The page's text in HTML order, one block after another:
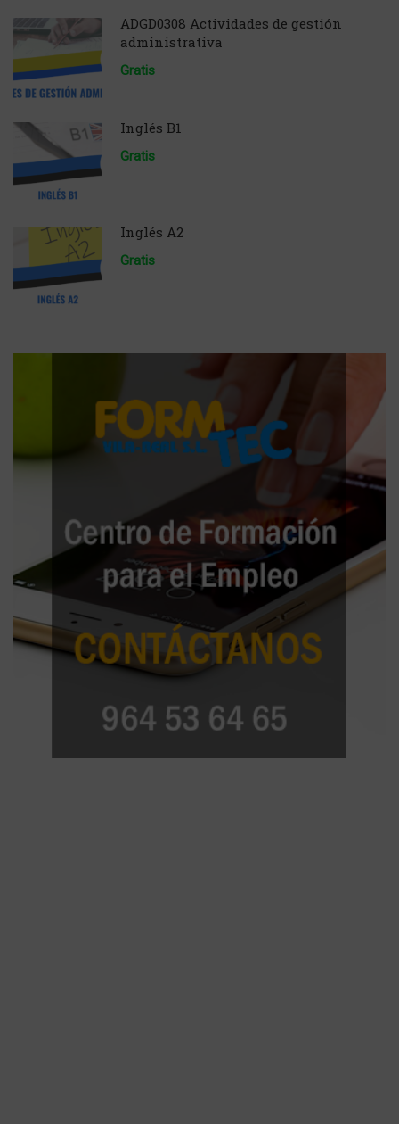
ADGD0308 Actividades de gestión
administrativa
Gratis
Inglés B1
Gratis
Inglés A2
Gratis